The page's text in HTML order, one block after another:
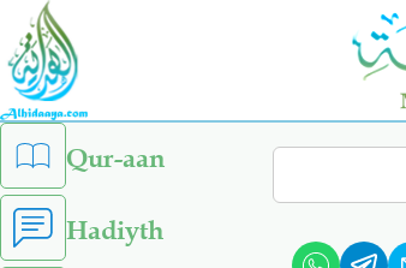
Skip
main
content
left
sidebar
menu
Qur-aan
Hadiyth
Search